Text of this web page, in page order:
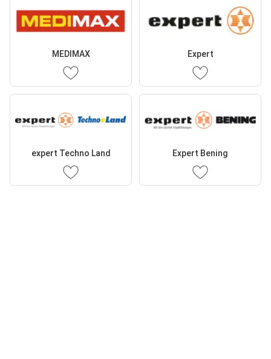
MEDIMAX Expert
expert Techno Land Expert Bening